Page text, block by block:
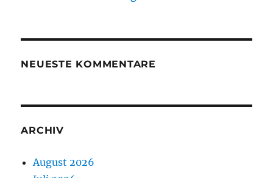
NEUESTE KOMMENTARE
ARCHIV
August 2026